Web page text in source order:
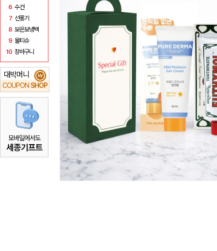
6 수건
7 선풍기
8 보온보냉백
9 물티슈
10 장바구니
대박머니
COUPON SHOP
₩
모바일에서도
세종기프트